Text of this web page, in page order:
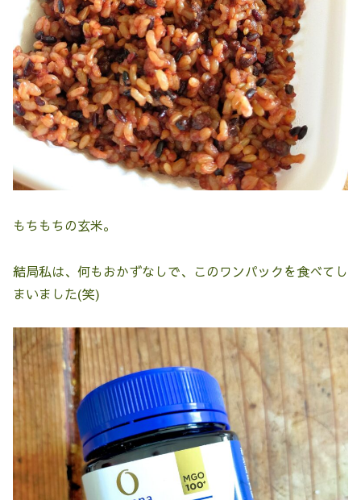
もちもちの玄米。
結局私は、何もおかずなしで、このワンパックを食べてし
まいました(笑)